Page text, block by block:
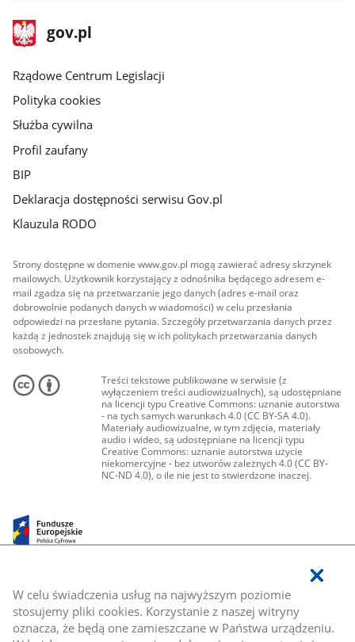
W celu świadczenia usług na najwyższym poziomie
stosujemy pliki cookies. Korzystanie z naszej witryny
oznacza, że będą one zamieszczane w Państwa urządzeniu.
stopka
gov.plStrona
gov.pl
Rządowe Centrum Legislacji
Polityka cookies
Służba cywilna
Profil zaufany
BIP
Deklaracja dostępności serwisu Gov.pl
Klauzula RODO
Strony dostępne w domenie www.gov.pl mogą zawierać adresy skrzynek
mailowych. Użytkownik korzystający z odnośnika będącego adresem e-
mail zgadza się na przetwarzanie jego danych (adres e-mail oraz
dobrowolnie podanych danych w wiadomości) w celu przesłania
odpowiedzi na przesłane pytania. Szczegóły przetwarzania danych przez
każdą z jednostek znajdują się w ich politykach przetwarzania danych
osobowych.
Treści tekstowe publikowane w serwisie (z
wyłączeniem treści audiowizualnych), są udostępniane
na licencji typu Creative Commons: uznanie autorstwa
- na tych samych warunkach 4.0 (CC BY-SA 4.0).
Materiały audiowizualne, w tym zdjęcia, materiały
audio i wideo, są udostępniane na licencji typu
Creative Commons: uznanie autorstwa użycie
niekomercyjne - bez utworów zależnych 4.0 (CC BY-
NC-ND 4.0), o ile nie jest to stwierdzone inaczej.